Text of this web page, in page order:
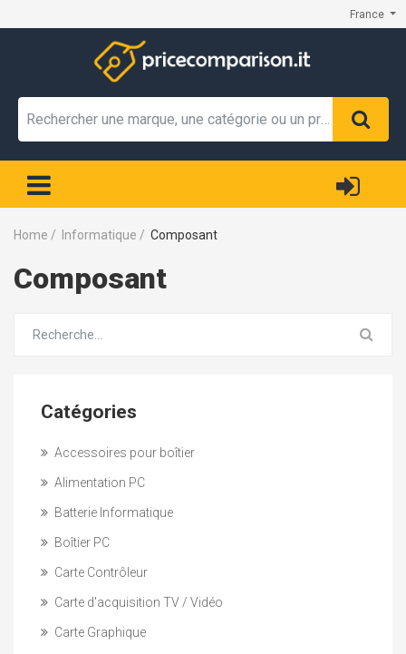
France
Home / Informatique / Composant
Composant
Catégories
Accessoires pour boîtier
Alimentation PC
Batterie Informatique
Boîtier PC
Carte Contrôleur
Carte d'acquisition TV / Vidéo
Carte Graphique